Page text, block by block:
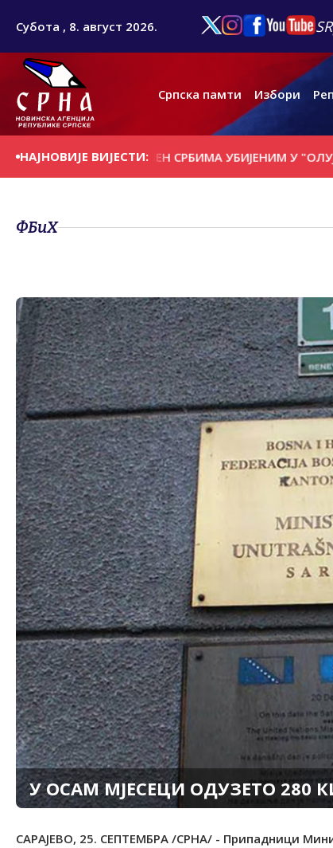
Субота , 8. август 2026.
Српска памти Избори
НАЈНОВИЈЕ ВИЈЕСТИ:
СЕЛИШTУ ПОМЕН СРБИМА УБИЈЕНИМ У "ОЛУЈИ"
ФБиХ
У ОСАМ МЈЕСЕЦИ ОДУЗЕТО 280
САРАЈЕВО, 25. СЕПТЕМБРА /СРНА/ - Припадници